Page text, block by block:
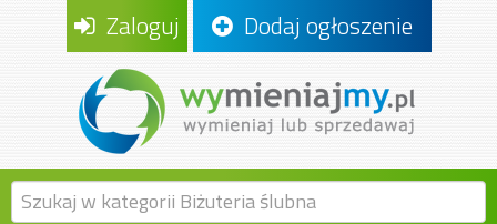
Zaloguj Dodaj ogłoszenie